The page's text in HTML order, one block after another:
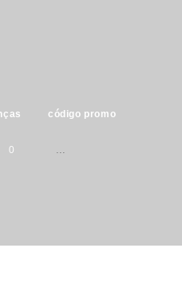
0
código promo